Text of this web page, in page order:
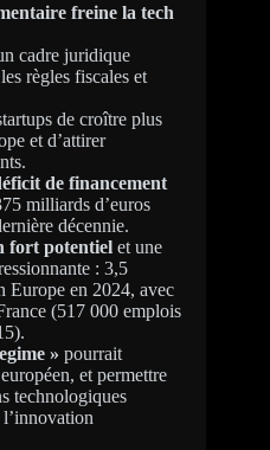
freine la tech
cadre juridique
règles fiscales et
de croître plus
et d’attirer
de financement
milliards d’euros
décennie.
fort potentiel et une
: 3,5
Europe en 2024, avec
(517 000 emplois
» pourrait
et permettre
technologiques